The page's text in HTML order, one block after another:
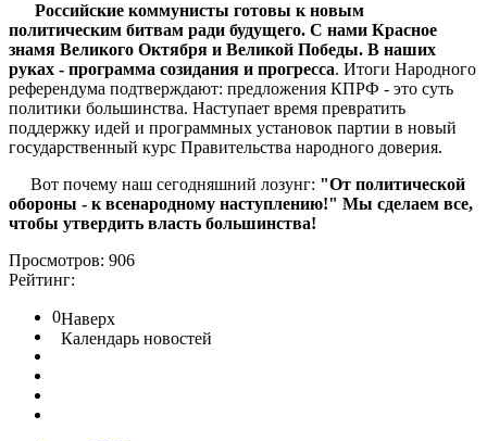
Российские коммунисты готовы к новым
политическим битвам ради будущего. С нами Красное
знамя Великого Октября и Великой Победы. В наших
руках - программа созидания и прогресса. Итоги Народного
референдума подтверждают: предложения КПРФ - это суть
политики большинства. Наступает время превратить
поддержку идей и программных установок партии в новый
государственный курс Правительства народного доверия.
Вот почему наш сегодняшний лозунг: "От политической
обороны - к всенародному наступлению!" Мы сделаем все,
чтобы утвердить власть большинства!
Просмотров: 906
Рейтинг:
0Наверх
Календарь новостей